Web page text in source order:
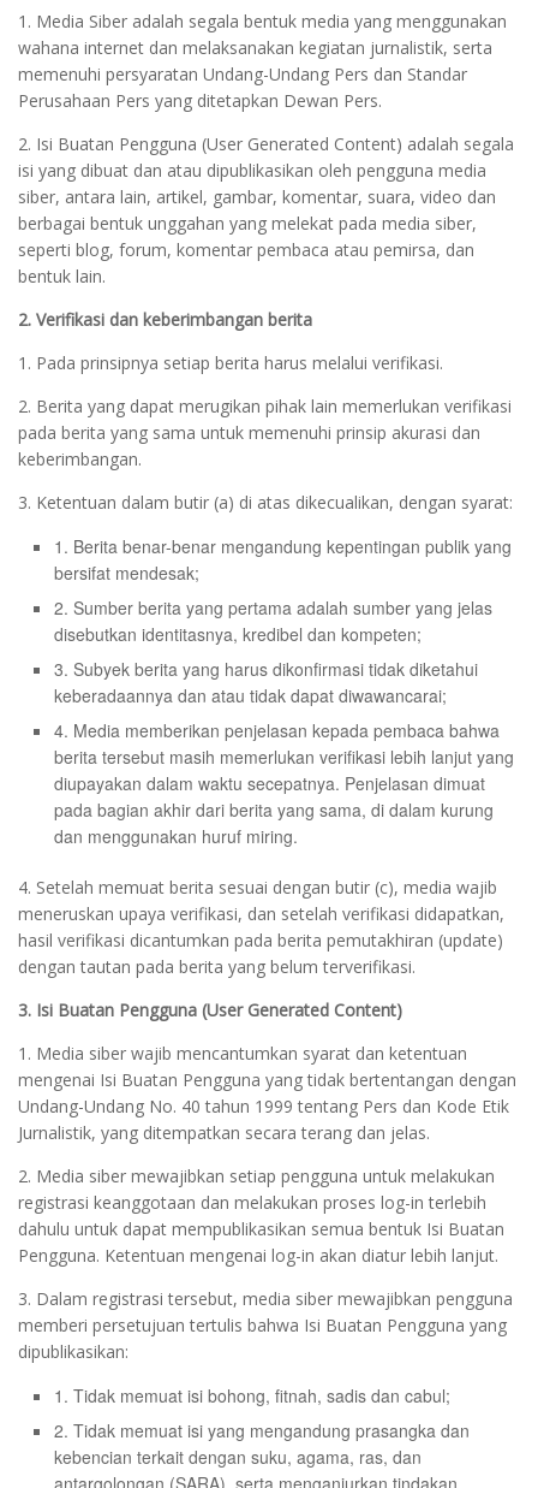
1. Media Siber adalah segala bentuk media yang menggunakan
wahana internet dan melaksanakan kegiatan jurnalistik, serta
memenuhi persyaratan Undang-Undang Pers dan Standar
Perusahaan Pers yang ditetapkan Dewan Pers.
2. Isi Buatan Pengguna (User Generated Content) adalah segala
isi yang dibuat dan atau dipublikasikan oleh pengguna media
siber, antara lain, artikel, gambar, komentar, suara, video dan
berbagai bentuk unggahan yang melekat pada media siber,
seperti blog, forum, komentar pembaca atau pemirsa, dan
bentuk lain.
2. Verifikasi dan keberimbangan berita
1. Pada prinsipnya setiap berita harus melalui verifikasi.
2. Berita yang dapat merugikan pihak lain memerlukan verifikasi
pada berita yang sama untuk memenuhi prinsip akurasi dan
keberimbangan.
3. Ketentuan dalam butir (a) di atas dikecualikan, dengan syarat:
1. Berita benar-benar mengandung kepentingan publik yang
bersifat mendesak;
2. Sumber berita yang pertama adalah sumber yang jelas
disebutkan identitasnya, kredibel dan kompeten;
3. Subyek berita yang harus dikonfirmasi tidak diketahui
keberadaannya dan atau tidak dapat diwawancarai;
4. Media memberikan penjelasan kepada pembaca bahwa
berita tersebut masih memerlukan verifikasi lebih lanjut yang
diupayakan dalam waktu secepatnya. Penjelasan dimuat
pada bagian akhir dari berita yang sama, di dalam kurung
dan menggunakan huruf miring.
4. Setelah memuat berita sesuai dengan butir (c), media wajib
meneruskan upaya verifikasi, dan setelah verifikasi didapatkan,
hasil verifikasi dicantumkan pada berita pemutakhiran (update)
dengan tautan pada berita yang belum terverifikasi.
3. Isi Buatan Pengguna (User Generated Content)
1. Media siber wajib mencantumkan syarat dan ketentuan
mengenai Isi Buatan Pengguna yang tidak bertentangan dengan
Undang-Undang No. 40 tahun 1999 tentang Pers dan Kode Etik
Jurnalistik, yang ditempatkan secara terang dan jelas.
2. Media siber mewajibkan setiap pengguna untuk melakukan
registrasi keanggotaan dan melakukan proses log-in terlebih
dahulu untuk dapat mempublikasikan semua bentuk Isi Buatan
Pengguna. Ketentuan mengenai log-in akan diatur lebih lanjut.
3. Dalam registrasi tersebut, media siber mewajibkan pengguna
memberi persetujuan tertulis bahwa Isi Buatan Pengguna yang
dipublikasikan:
1. Tidak memuat isi bohong, fitnah, sadis dan cabul;
2. Tidak memuat isi yang mengandung prasangka dan
kebencian terkait dengan suku, agama, ras, dan
antargolongan (SARA), serta menganjurkan tindakan